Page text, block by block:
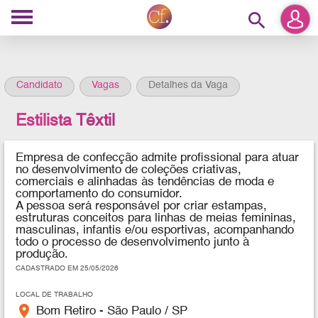
search
Candidato Vagas Detalhes da Vaga
Estilista Têxtil
Empresa de confecção admite profissional para atuar
no desenvolvimento de coleções criativas,
comerciais e alinhadas às tendências de moda e
comportamento do consumidor.
A pessoa será responsável por criar estampas,
estruturas conceitos para linhas de meias femininas,
masculinas, infantis e/ou esportivas, acompanhando
todo o processo de desenvolvimento junto à
produção.
CADASTRADO EM 25/05/2026
LOCAL DE TRABALHO
place Bom Retiro - São Paulo / SP